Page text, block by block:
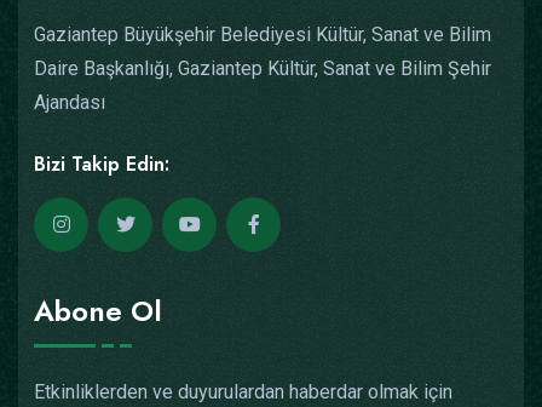
Gaziantep Büyükşehir Belediyesi Kültür, Sanat ve Bilim
Daire Başkanlığı, Gaziantep Kültür, Sanat ve Bilim Şehir
Ajandası
Bizi Takip Edin:
Abone Ol
Etkinliklerden ve duyurulardan haberdar olmak için